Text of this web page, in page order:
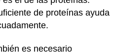
de proteínas ayuda
es necesario